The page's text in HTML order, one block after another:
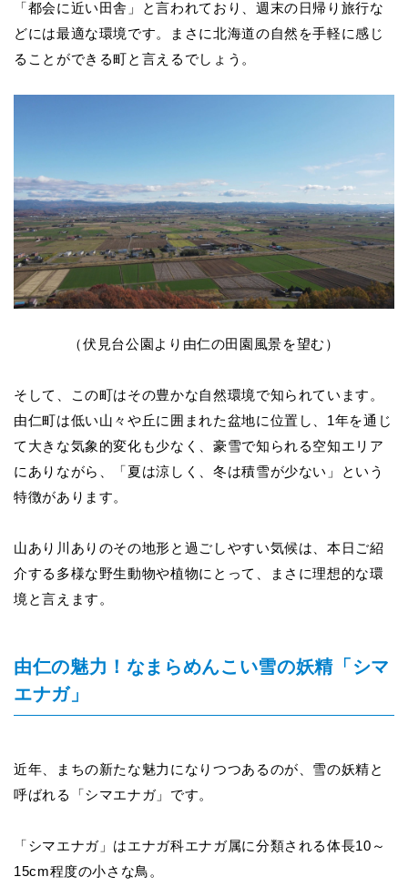
「都会に近い田舎」と言われており、週末の日帰り旅行な
どには最適な環境です。まさに北海道の自然を手軽に感じ
ることができる町と言えるでしょう。
（伏見台公園より由仁の田園風景を望む）
そして、この町はその豊かな自然環境で知られています。
由仁町は低い山々や丘に囲まれた盆地に位置し、 1年を通じ
て大きな気象的変化も少なく、豪雪で知られる空知エリア
にありながら、「夏は涼しく、冬は積雪が少ない」という
特徴があります。
山あり川ありのその地形と過ごしやすい気候は、本日ご紹
介する多様な野生動物や植物にとって、まさに理想的な環
境と言えます。
由仁の魅力！なまらめんこい雪の妖精「シマ
エナガ」
近年、まちの新たな魅力になりつつあるのが、雪の妖精と
呼ばれる「シマエナガ」です。
「シマエナガ」はエナガ科エナガ属に分類される体長10 ～
15cm程度の小さな鳥。